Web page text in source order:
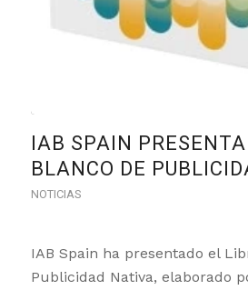
IAB SPAIN
BLANCO DE
NOTICIAS
IAB Spain ha presentado el
Publicidad Nativa, elaborado